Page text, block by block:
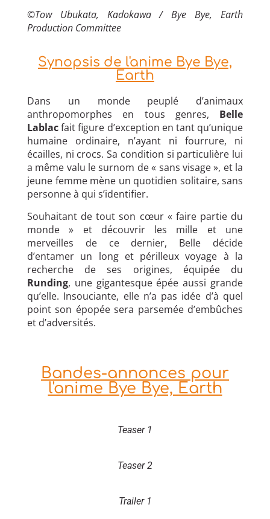
©Tow Ubukata, Kadokawa / Bye Bye, Earth
Production Committee
Synopsis de l'anime Bye Bye,
Earth
Dans un monde peuplé d’animaux
anthropomorphes en tous genres, Belle
Lablacfait figure d’exception en tant qu’unique
humaine ordinaire, n’ayant ni fourrure, ni
écailles, ni crocs. Sa condition si particulière lui
a même valu le surnom de « sans visage », et la
jeune femme mène un quotidien solitaire, sans
personne à qui s’identifier.
Souhaitant de tout son cœur « faire partie du
monde » et découvrir les mille et une
merveilles de ce dernier, Belle décide
d’entamer un long et périlleux voyage à la
recherche de ses origines, équipée du
Runding, une gigantesque épée aussi grande
qu’elle. Insouciante, elle n’a pas idée d’à quel
point son épopée sera parsemée d’embûches
et d’adversités.
Bandes-annonces pour
l'anime Bye Bye, Earth
Teaser 1
Teaser 2
Trailer 1